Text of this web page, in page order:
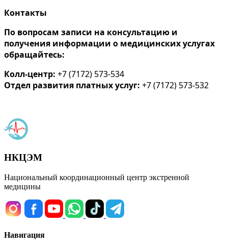
Контакты
По вопросам записи на консультацию и
получения информации о медицинских услугах
обращайтесь:
Колл-центр: +7 (7172) 573-534
Отдел развития платных услуг: +7 (7172) 573-532
НКЦЭМ
Национальный координационный центр экстренной
медицины
Навигация